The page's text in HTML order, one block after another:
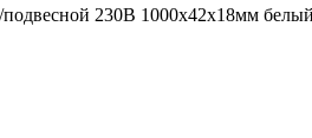
230В 1000х42х18мм